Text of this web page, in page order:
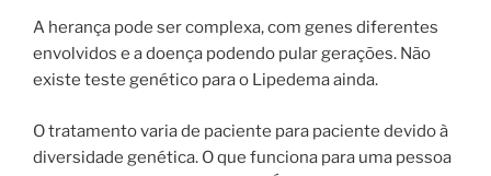
A herança pode ser complexa, com genes diferentes
envolvidos e a doença podendo pular gerações. Não
existe teste genético para o Lipedema ainda.
O tratamento varia de paciente para paciente devido à
diversidade genética. O que funciona para uma pessoa